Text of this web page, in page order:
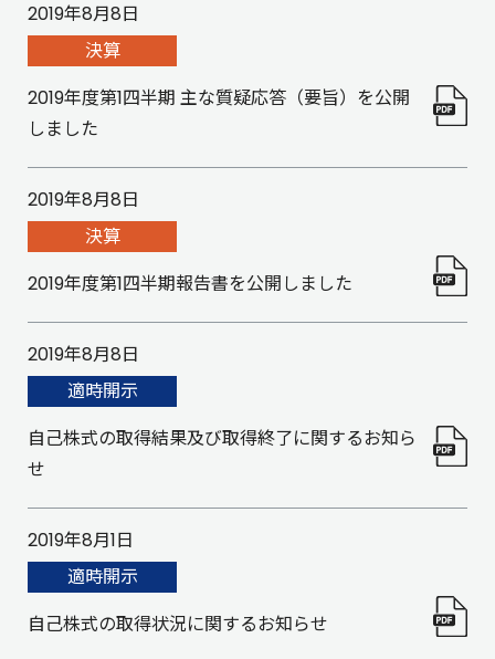
2019年8月8日
決算
2019年度第1四半期 主な質疑応答（要旨）を公開
しました
2019年8月8日
決算
2019年度第1四半期報告書を公開しました
2019年8月8日
適時開示
自己株式の取得結果及び取得終了に関するお知ら
せ
2019年8月1日
適時開示
自己株式の取得状況に関するお知らせ